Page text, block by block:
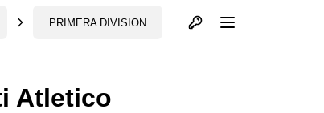
PRIMERA DIVISION Otvori profil
Atletico